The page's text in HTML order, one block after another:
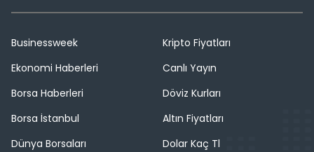
Businessweek
Ekonomi Haberleri
Borsa Haberleri
Borsa İstanbul
Dünya Borsaları
Kripto Fiyatları
Canlı Yayın
Döviz Kurları
Altın Fiyatları
Dolar Kaç Tl